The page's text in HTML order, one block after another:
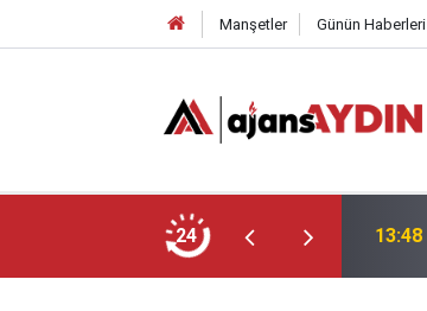
Manşetler Günün Haberleri
24 12:49